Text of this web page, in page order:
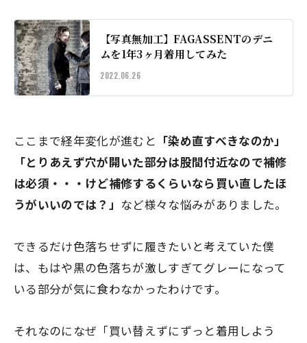
【写真無加工】FAGASSENTのデニ
ムを1年3ヶ月着用してみた
2022.06.26
ここまで経年変化が進むと 「染め直すべきなのか」
「とりあえず穴が開いた部分は股間付近なので補修
は必須・・・けど補修するくらいなら買い直したほ
うがいいのでは？」 など様々な悩みがありました。
できるだけ色落ちせずに履きたいと考えていた僕
は、もはや黒の色落ちが激しすぎてグレーになって
いる部分が気に食わなかったわけです。
それなのになぜ「買い替えずにずっと着用しよう